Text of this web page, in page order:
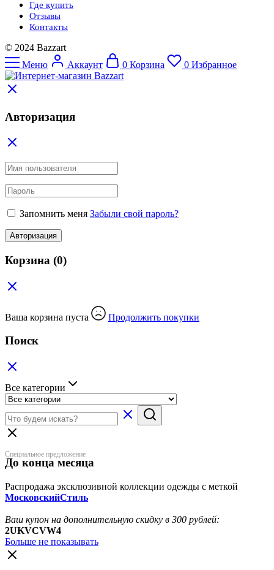
Где купить
Отзывы
Контакты
© 2024 Bazzart
Меню
Аккаунт 0 Корзина 0 Избранное
Авторизация
Запомнить меня Забыли свой пароль?
Авторизация
Корзина (0)
Ваша корзина пуста Продолжить покупки
Поиск
Все категории
Специальное предложение
До конца месяца
Распродажа эксклюзивной коллекции одежды с меткой
МосковскийСтиль
Ваш купон на дополнительную скидку в 300 рублей:
2UKVCVW4
Больше не показывать